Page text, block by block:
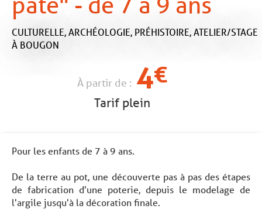
CULTURELLE,ARCHÉOLOGIE, PRÉHISTOIRE,ATELIER/STAGE
À BOUGON
À partir de : 4€
Tarif plein
Pour les enfants de 7 à 9 ans.
De la terre au pot, une découverte pas à pas des étapes
de fabrication d'une poterie, depuis le modelage de
l'argile jusqu'à la décoration finale.